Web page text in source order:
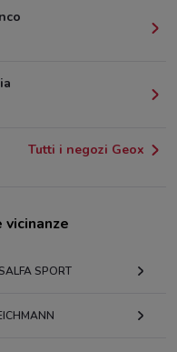
Tutti i negozi Geox
SPORT